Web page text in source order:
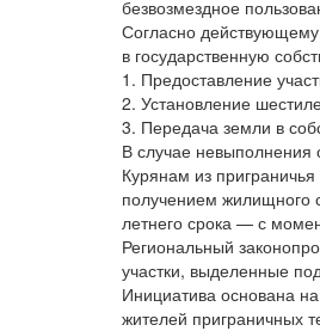
безвозмездное
Согласно
в государственную
1. Предоставление
2. Установление
3. Передача земли в
В случае невыполнения
Курянам из
получением жилищного
летнего срока — с
Региональный
участки, выделенные
Инициатива основана
жителей приграничных